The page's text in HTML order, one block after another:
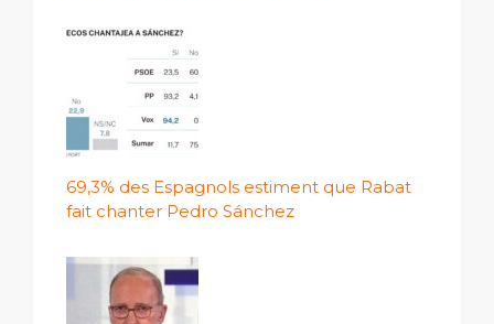
69,3% des Espagnols estiment que Rabat
fait chanter Pedro Sánchez